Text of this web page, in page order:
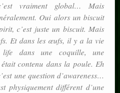
vraiment global… Mais
Oui alors un biscuit
c’est juste un biscuit. Mais
Et dans les œufs, il y a la vie
dans une coquille, une
contenu dans la poule. Eh
une question d’awareness…
physiquement différent d’une